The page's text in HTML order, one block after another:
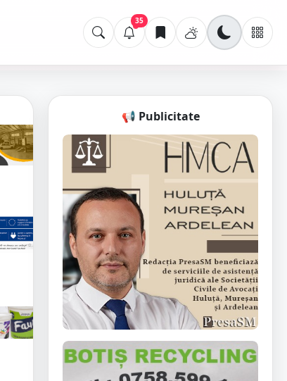
35
📢 Publicitate